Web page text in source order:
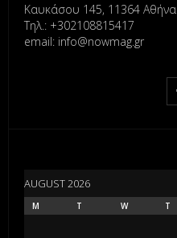
Καυκάσου 145, 11364 Αθήνα
Τηλ.: +302108815417
email: info@nowmag.gr
AUGUST 2026
M T W T